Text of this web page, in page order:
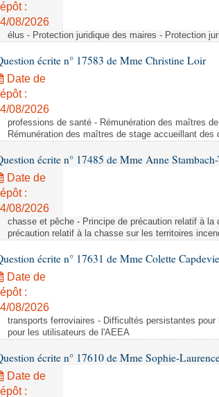
:
08/2026
élus - Protection juridique des maires - Protection
écrite n° 17583 de Mme Christine Loir
Date de
:
08/2026
professions de santé - Rémunération des maîtres
Rémunération des maîtres de stage accueillant des
écrite n° 17485 de Mme Anne
Date de
:
08/2026
chasse et pêche - Principe de précaution relatif à
précaution relatif à la chasse sur les territoires
écrite n° 17631 de Mme Colette
Date de
:
08/2026
transports ferroviaires - Difficultés persistantes
pour les utilisateurs de l'AEEA
écrite n° 17610 de Mme Sophie-
Date de
: